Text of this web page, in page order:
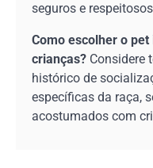
seguros e
Como escolher o
crianças? Considere
histórico de
específicas da raça,
acostumados com